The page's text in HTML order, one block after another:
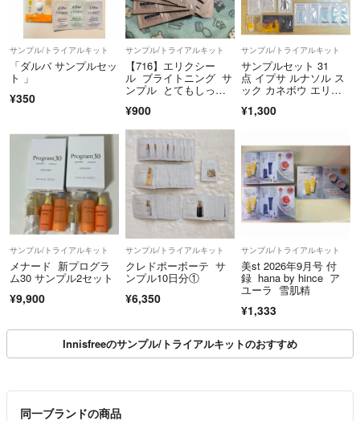
サンプル/トライアルキット
「ダルバ サンプルセッ
ト 」
¥350
サンプル/トライアルキット
【716】エリクシー
ル ブライトニング サ
ンプル とてもしっと
¥900
サンプル/トライアルキット
サンプルセット 31
点 イプサ ルナソル ス
ック カネボウ エリク
ュレル 雪肌精 化粧
¥1,300
サンプル/トライアルキット
メナード 新プログラ
ム30 サンプル2セット
¥9,900
サンプル/トライアルキット
クレドポーボーテ サ
ンプル10日分①
¥6,350
サンプル/トライアルキット
美st 2026年9月号 付
録 hana by hince ア
ユーラ 雪肌精
¥1,333
Innisfreeのサンプル/トライアルキットのおすすめ
同一ブランドの商品